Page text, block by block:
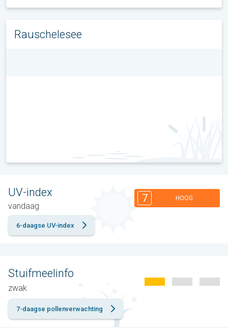
Rauschelesee
UV-index
vandaag
7 HOOG
6-daagse UV-index
Stuifmeelinfo
zwak
7-daagse pollenverwachting